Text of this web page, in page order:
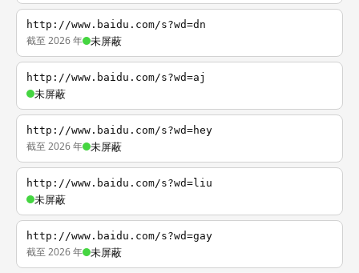
http://www.baidu.com/s?wd=dn
截至 2026 年 未屏蔽
http://www.baidu.com/s?wd=aj
未屏蔽
http://www.baidu.com/s?wd=hey
截至 2026 年 未屏蔽
http://www.baidu.com/s?wd=liu
未屏蔽
http://www.baidu.com/s?wd=gay
截至 2026 年 未屏蔽